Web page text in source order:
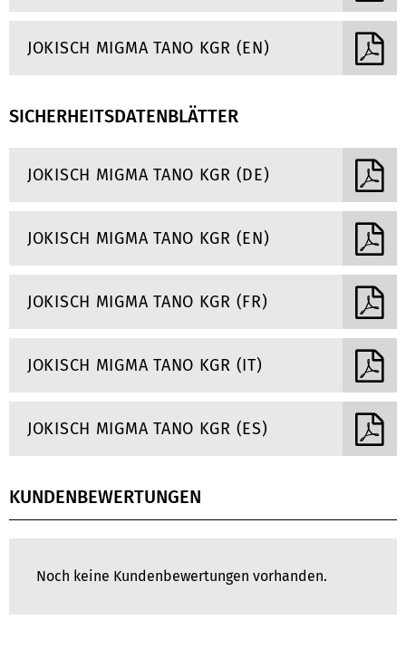
JOKISCH MIGMA TANO KGR (EN)
SICHERHEITSDATENBLÄTTER
JOKISCH MIGMA TANO KGR (DE)
JOKISCH MIGMA TANO KGR (EN)
JOKISCH MIGMA TANO KGR (FR)
JOKISCH MIGMA TANO KGR (IT)
JOKISCH MIGMA TANO KGR (ES)
KUNDENBEWERTUNGEN
Noch keine Kundenbewertungen vorhanden.